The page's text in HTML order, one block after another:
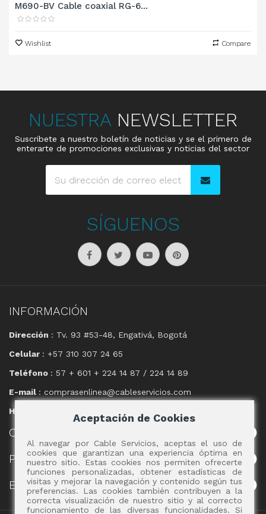
M690-BV Cable coaxial RG-6...
Wishlist Compare
NUESTRA NEWSLETTER
Suscribete a nuestro boletín de noticias y se el primero de
enterarte de promociones exclusivas y noticias del sector
SÍGUENOS
INFORMACIÓN
Dirección : Tv. 93 #53-48, Engativá, Bogotá
Celular : +57 310 307 24 65
Teléfono : 57 + 601 + 224 14 87 / 224 14 89
E-mail : comprasenlinea@cableservicios.com
Horario
CABLE
POLÍTICAS
EVENTOS
Aceptación de Cookies
Al navegar por Cable Servicios, aceptas el uso de
cookies que garantizan una experiencia óptima en
nuestro sitio. Estas cookies nos permiten ofrecerte
funciones personalizadas, obtener estadísticas de
visitas y mejorar la navegación y contenido según tus
preferencias. Las cookies también contribuyen a la
correcta visualización de nuestro sitio y al correcto
funcionamiento de las diversas funcionalidades. Si